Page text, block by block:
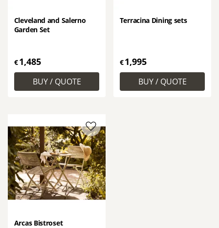
Cleveland and Salerno
Garden Set
€1,485
Terracina Dining sets
€1,995
Arcas Bistroset
Add to favorites